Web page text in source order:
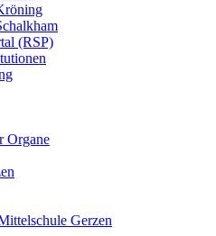
(RSP)
Organe
Gerzen